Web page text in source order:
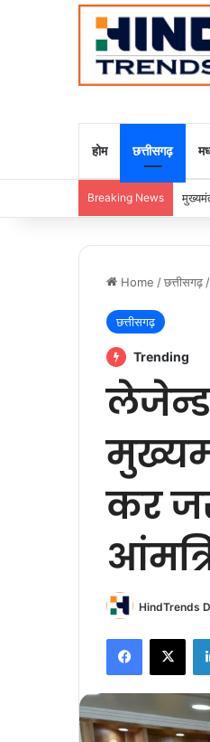
होम छत्तीसगढ़
Breaking News
Home /छत्तीसगढ़ /
छत्तीसगढ़
Trending
कर
HindTrends
Facebook
X